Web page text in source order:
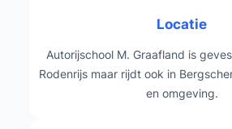
Locatie
Autorijschool M. Graafland is
Rodenrijs maar rijdt ook in
en omgeving.